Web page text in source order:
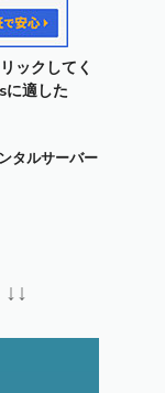
ックしてく
適した
タルサーバー
↓↓